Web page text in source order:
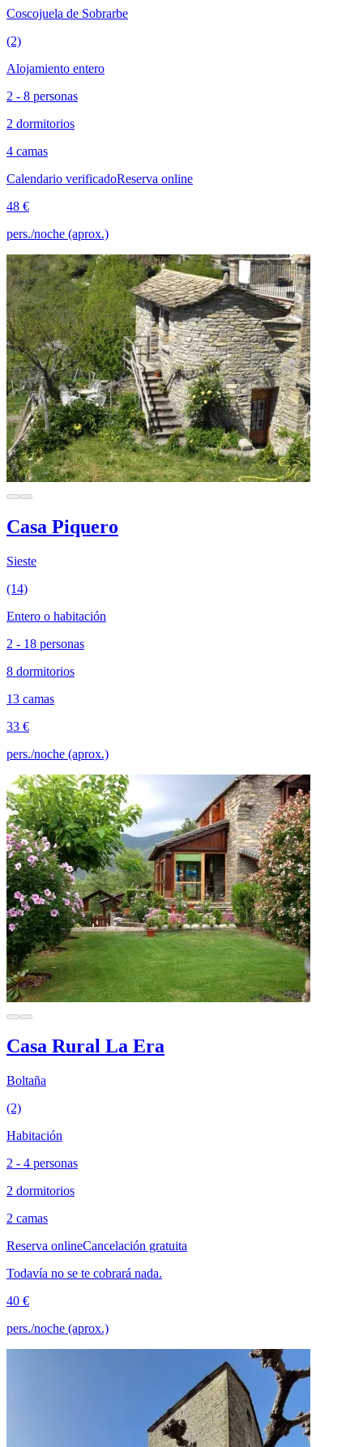
Coscojuela de Sobrarbe
(2)
Alojamiento entero
2 - 8 personas
2 dormitorios
4 camas
Calendario verificadoReserva online
48 €
pers./noche (aprox.)
Casa Piquero
Sieste
(14)
Entero o habitación
2 - 18 personas
8 dormitorios
13 camas
33 €
pers./noche (aprox.)
Casa Rural La Era
Boltaña
(2)
Habitación
2 - 4 personas
2 dormitorios
2 camas
Reserva onlineCancelación gratuita
Todavía no se te cobrará nada.
40 €
pers./noche (aprox.)